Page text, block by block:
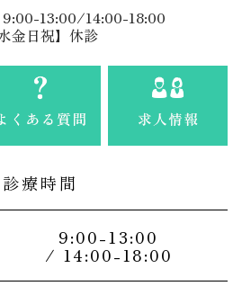
9:00-13:00/14:00-18:00
水金日祝】休診
診療時間
9:00-13:00
/ 14:00-18:00